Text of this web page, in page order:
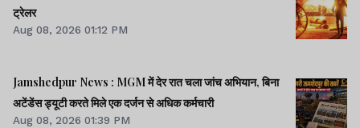
ट्रेलर
Aug 08, 2026 01:12 PM
Jamshedpur News : MGM में देर रात चला जांच अभियान, बिना
अटेंडेंस ड्यूटी करते मिले एक दर्जन से अधिक कर्मचारी
Aug 08, 2026 01:39 PM